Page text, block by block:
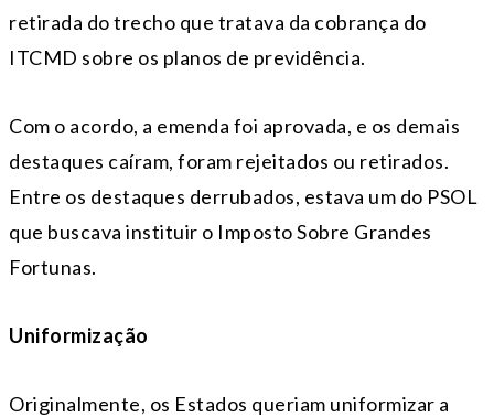
retirada do trecho que tratava da cobrança do
ITCMD sobre os planos de previdência.
Com o acordo, a emenda foi aprovada, e os demais
destaques caíram, foram rejeitados ou retirados.
Entre os destaques derrubados, estava um do PSOL
que buscava instituir o Imposto Sobre Grandes
Fortunas.
Uniformização
Originalmente, os Estados queriam uniformizar a